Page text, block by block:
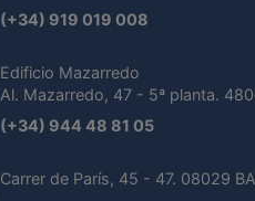
(+34) 919 019 008
Edificio Mazarredo
Al. Mazarredo, 47 - 5ª planta.
(+34) 944 48 81 05
Carrer de París, 45 - 47. 08029